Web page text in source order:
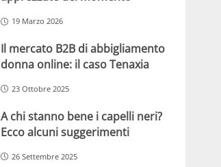
19 Marzo 2026
Il mercato B2B di abbigliamento
donna online: il caso Tenaxia
23 Ottobre 2025
A chi stanno bene i capelli neri?
Ecco alcuni suggerimenti
26 Settembre 2025